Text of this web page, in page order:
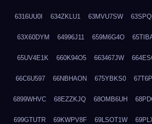
6316UU0I 634ZKLU1 63MVU7SW
63X60DYM 64996J11 659M6G4O
65UV4E1K 660K94O5 663467JW
66C6U597 66NBHAON 675YBKS0
6899WHVC 68EZZKJQ 68OMB6UH
699GTUTR 69KWPV8F 69LSOT1W